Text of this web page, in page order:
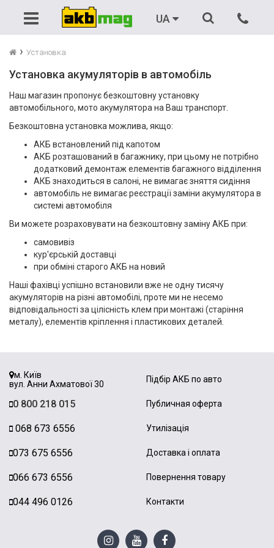
UA
Установка
Установка акумуляторів в автомобіль
Наш магазин пропонує безкоштовну установку
автомобільного, мото акумулятора на Ваш транспорт.
Безкоштовна установка можлива, якщо:
АКБ встановлений під капотом
АКБ розташований в багажнику, при цьому не потрібно
додатковий демонтаж елементів багажного відділення
АКБ знаходиться в салоні, не вимагає зняття сидіння
автомобіль не вимагає реєстрації заміни акумулятора в
системі автомобіля
Ви можете розраховувати на безкоштовну заміну АКБ при:
самовивіз
кур'єрській доставці
при обміні старого АКБ на новий
Наші фахівці успішно встановили вже не одну тисячу
акумуляторів на різні автомобілі, проте ми не несемо
відповідальності за цілісність клем при монтажі (старіння
металу), елементів кріплення і пластикових деталей.
м. Київ
вул. Анни Ахматової 30
0 800 218 015
068 673 6556
073 675 6556
066 673 6556
044 496 0126
Підбір АКБ по авто
Публичная оферта
Утилізація
Доставка і оплата
Повернення товару
Контакти
Акумулятори
Автомобільні
Мото
Для ДБЖ
Вантажні
Для човнів
Літієві
Зарядні пристрої
Пускові пристрої (бустери)
Аксесуари
ДБЖ
Резервне живлення
Бензинові генератори
ДБЖ
Портативні генератори
Пускові провода
Зєднувачі (перемички)